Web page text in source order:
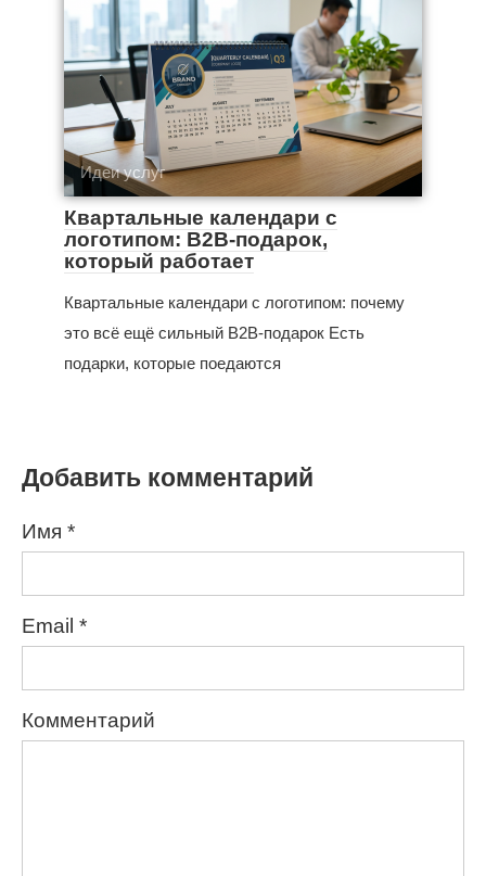
Идеи услуг
Квартальные календари с
логотипом: B2B-подарок,
который работает
Квартальные календари с логотипом: почему
это всё ещё сильный B2B-подарок Есть
подарки, которые поедаются
Добавить комментарий
Имя *
Email *
Комментарий